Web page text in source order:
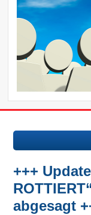
+++
abgesagt